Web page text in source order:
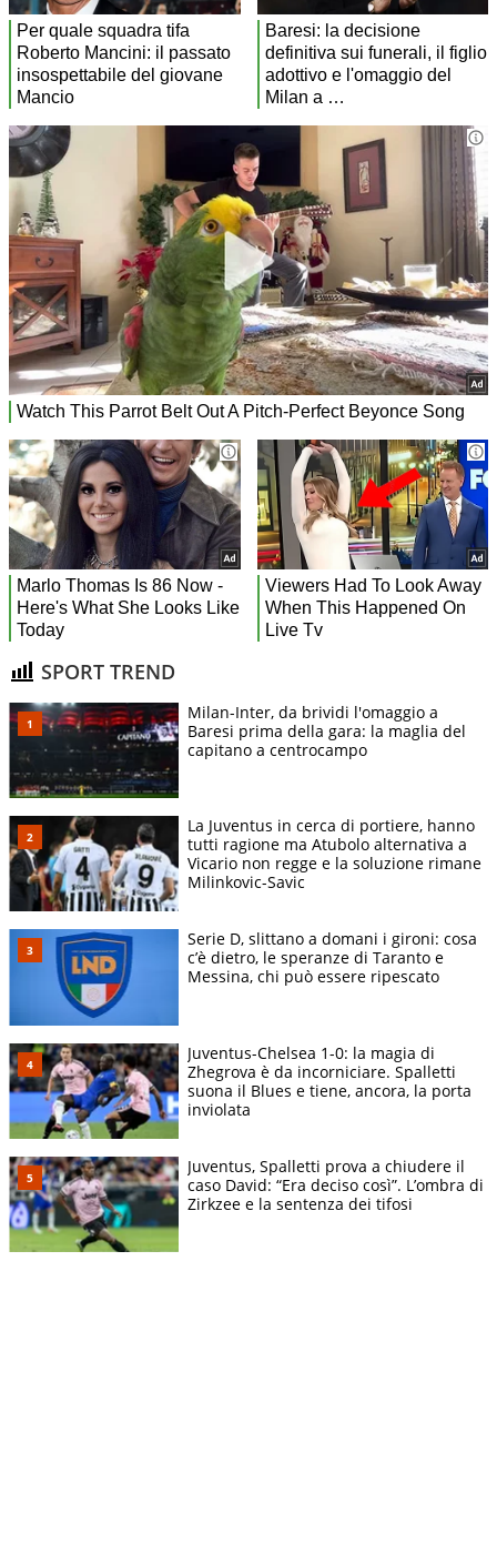
SPORT TREND
Milan-Inter, da brividi l'omaggio a
Baresi prima della gara: la maglia del
capitano a centrocampo
La Juventus in cerca di portiere, hanno
tutti ragione ma Atubolo alternativa a
Vicario non regge e la soluzione rimane
Milinkovic-Savic
Serie D, slittano a domani i gironi: cosa
c’è dietro, le speranze di Taranto e
Messina, chi può essere ripescato
Juventus-Chelsea 1-0: la magia di
Zhegrova è da incorniciare. Spalletti
suona il Blues e tiene, ancora, la porta
inviolata
Juventus, Spalletti prova a chiudere il
caso David: “Era deciso così”. L’ombra di
Zirkzee e la sentenza dei tifosi